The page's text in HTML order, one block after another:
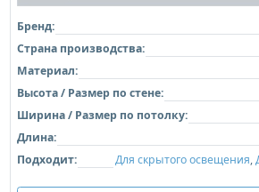
Бренд:
Страна производства:
Материал:
Высота / Размер по стене:
Ширина / Размер по потолку:
Длина:
Подходит:
Для скрытого освещения,